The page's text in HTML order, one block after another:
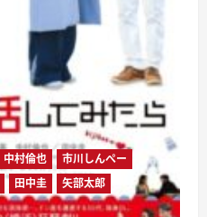
中村倫也
市川しんぺー
田中圭
矢部太郎